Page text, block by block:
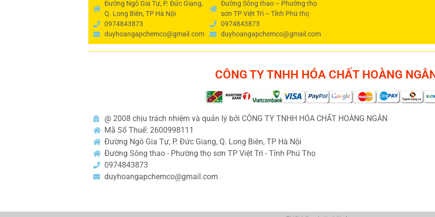
Đường Ngô Gia Tự, P. Đức Giang,
Q. Long Biên, TP Hà Nội
0974843873
duyhoangapchemco@gmail.com
Đường Sông thao – Phường thọ
sơn TP Việt Trì – Tỉnh Phú thọ
0974843873
duyhoangapchemco@gmail.com
CÔNG TY TNHH HÓA CHẤT HOÀNG
@ 2008 chịu trách nhiệm và quản lý bởi CÔNG TY TNHH HÓA CHẤT HOÀNG NGÂN
Mã Số Thuế: 2600998111
Đường Ngô Gia Tự, P. Đức Giang, Q. Long Biên, TP Hà Nội
Đường Sông thao - Phường thọ sơn TP Việt Trì - Tỉnh Phú Thọ
0974843873
duyhoangapchemco@gmail.com